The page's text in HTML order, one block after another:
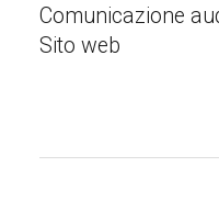
Comunicazione
Sito web